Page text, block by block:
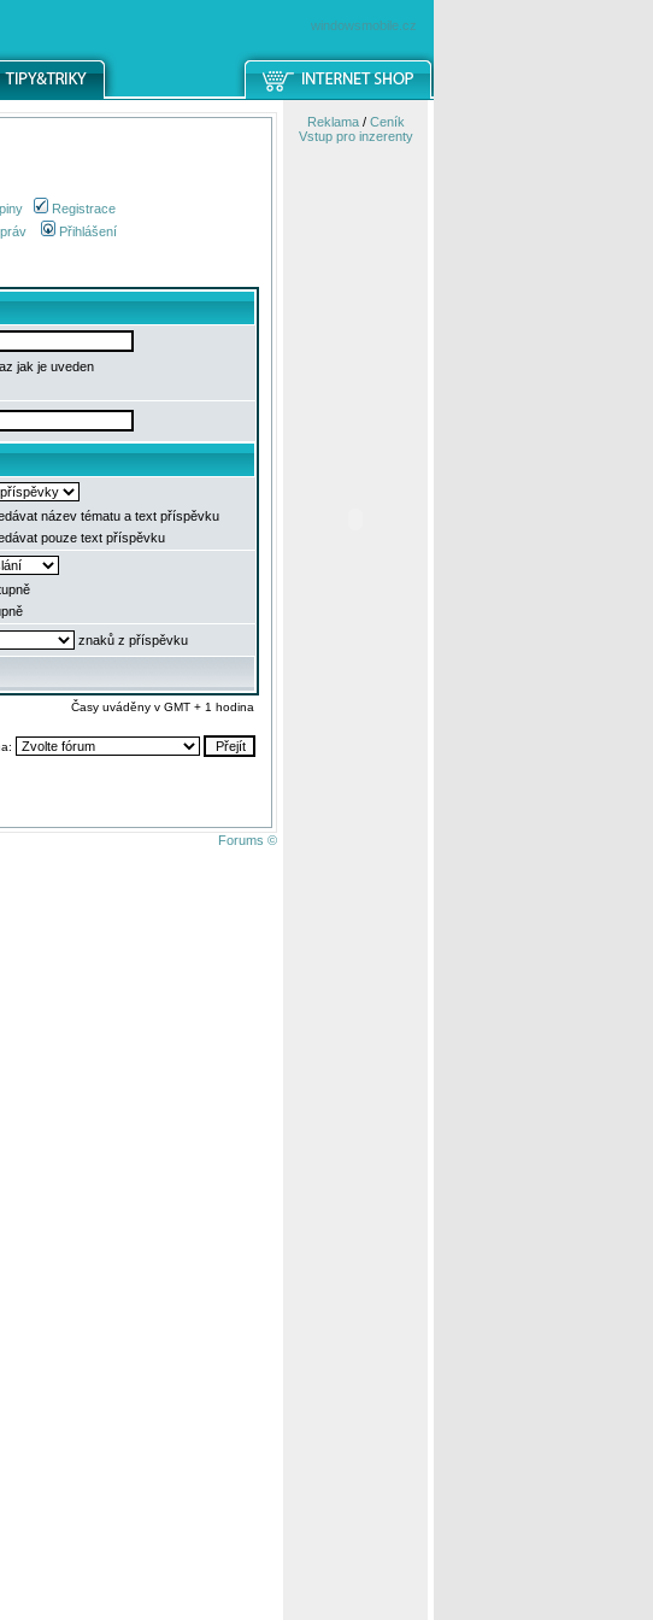
windowsmobile.cz
Registrace
Přihlášení
jak je uveden
název tématu a text příspěvku
pouze text příspěvku
znaků z příspěvku
Časy uváděny v GMT + 1 hodina
Forums ©
Reklama/ Ceník
Vstup pro inzerenty